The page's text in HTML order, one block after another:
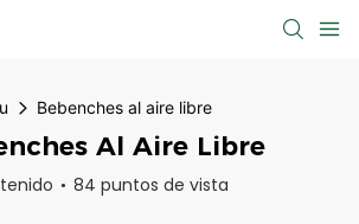
Bebenches al aire libre
Al Aire Libre
84 puntos de vista